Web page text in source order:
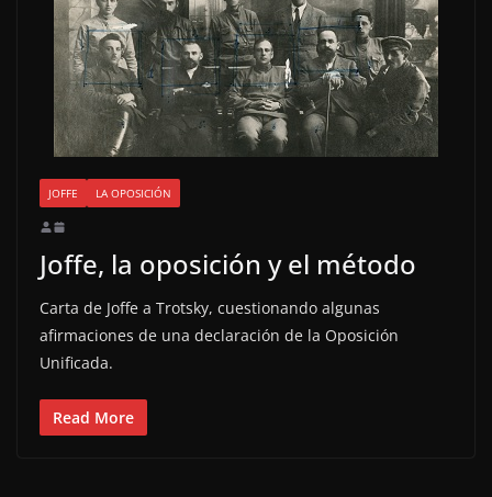
JOFFE LA OPOSICIÓN
Joffe, la oposición y el método
Carta de Joffe a Trotsky, cuestionando algunas
afirmaciones de una declaración de la Oposición
Unificada.
Read More